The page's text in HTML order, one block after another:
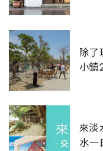
除了
小鎮
來淡
水一